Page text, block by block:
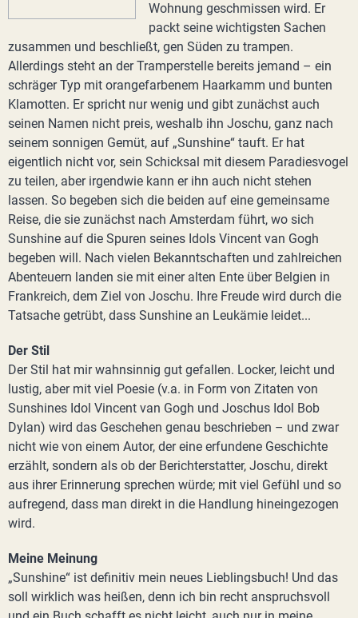
Wohnung geschmissen wird. Er
packt seine wichtigsten Sachen
zusammen und beschließt, gen Süden zu trampen.
Allerdings steht an der Tramperstelle bereits jemand – ein
schräger Typ mit orangefarbenem Haarkamm und bunten
Klamotten. Er spricht nur wenig und gibt zunächst auch
seinen Namen nicht preis, weshalb ihn Joschu, ganz nach
seinem sonnigen Gemüt, auf „Sunshine“ tauft. Er hat
eigentlich nicht vor, sein Schicksal mit diesem Paradiesvogel
zu teilen, aber irgendwie kann er ihn auch nicht stehen
lassen. So begeben sich die beiden auf eine gemeinsame
Reise, die sie zunächst nach Amsterdam führt, wo sich
Sunshine auf die Spuren seines Idols Vincent van Gogh
begeben will. Nach vielen Bekanntschaften und zahlreichen
Abenteuern landen sie mit einer alten Ente über Belgien in
Frankreich, dem Ziel von Joschu. Ihre Freude wird durch die
Tatsache getrübt, dass Sunshine an Leukämie leidet...
Der Stil
Der Stil hat mir wahnsinnig gut gefallen. Locker, leicht und
lustig, aber mit viel Poesie (v.a. in Form von Zitaten von
Sunshines Idol Vincent van Gogh und Joschus Idol Bob
Dylan) wird das Geschehen genau beschrieben – und zwar
nicht wie von einem Autor, der eine erfundene Geschichte
erzählt, sondern als ob der Berichterstatter, Joschu, direkt
aus ihrer Erinnerung sprechen würde; mit viel Gefühl und so
aufregend, dass man direkt in die Handlung hineingezogen
wird.
Meine Meinung
„Sunshine“ ist definitiv mein neues Lieblingsbuch! Und das
soll wirklich was heißen, denn ich bin recht anspruchsvoll